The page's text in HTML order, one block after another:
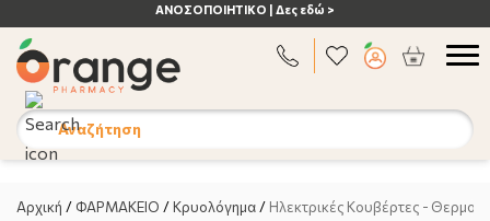
ΑΝΟΣΟΠΟΙΗΤΙΚΟ | Δες εδώ >
Αναζήτηση
Αρχική / ΦΑΡΜΑΚΕΙΟ /Κρυολόγημα / Ηλεκτρικές Κουβέρτες -